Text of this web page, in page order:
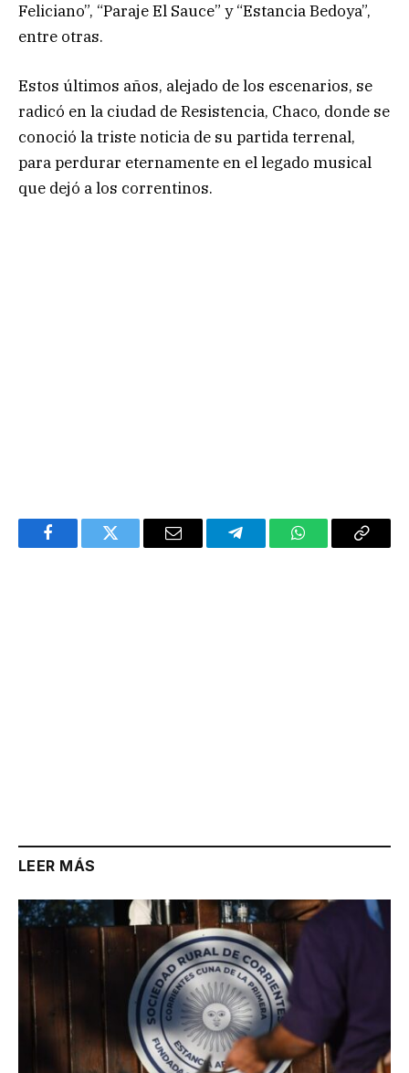
Feliciano”, “Paraje El Sauce” y “Estancia Bedoya”,
entre otras.
Estos últimos años, alejado de los escenarios, se
radicó en la ciudad de Resistencia, Chaco, donde se
conoció la triste noticia de su partida terrenal,
para perdurar eternamente en el legado musical
que dejó a los correntinos.
FacebookTwitter Email TelegramWhatsAppCopy
LEER MÁS